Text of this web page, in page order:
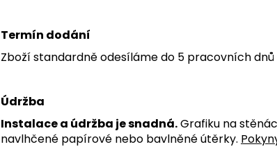
Termín dodání
Zboží standardně odesíláme do 5 pracovních
Údržba
Instalace a údržba je snadná.Grafiku na
navlhčené papírové nebo bavlněné útěrky.